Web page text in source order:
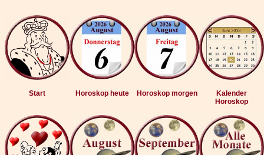
Start Horoskop heute Horoskop morgen
Kalender
Horoskop